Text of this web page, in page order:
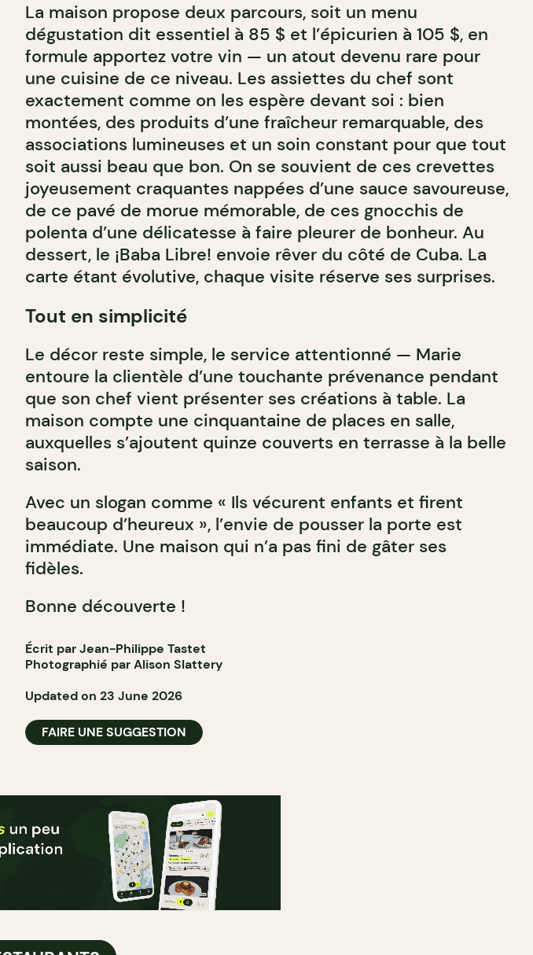
La maison propose deux parcours, soit un menu
dégustation dit essentiel à 85 $ et l’épicurien à 105 $, en
formule apportez votre vin — un atout devenu rare pour
une cuisine de ce niveau. Les assiettes du chef sont
exactement comme on les espère devant soi : bien
montées, des produits d’une fraîcheur remarquable, des
associations lumineuses et un soin constant pour que tout
soit aussi beau que bon. On se souvient de ces crevettes
joyeusement craquantes nappées d’une sauce savoureuse,
de ce pavé de morue mémorable, de ces gnocchis de
polenta d’une délicatesse à faire pleurer de bonheur. Au
dessert, le ¡Baba Libre! envoie rêver du côté de Cuba. La
carte étant évolutive, chaque visite réserve ses surprises.
Tout en simplicité
Le décor reste simple, le service attentionné — Marie
entoure la clientèle d’une touchante prévenance pendant
que son chef vient présenter ses créations à table. La
maison compte une cinquantaine de places en salle,
auxquelles s’ajoutent quinze couverts en terrasse à la belle
saison.
Avec un slogan comme « Ils vécurent enfants et firent
beaucoup d’heureux », l’envie de pousser la porte est
immédiate. Une maison qui n’a pas fini de gâter ses
fidèles.
Bonne découverte !
Écrit par Jean-Philippe Tastet
Photographié par Alison Slattery
Updated on 23 June 2026
FAIRE UNE SUGGESTION